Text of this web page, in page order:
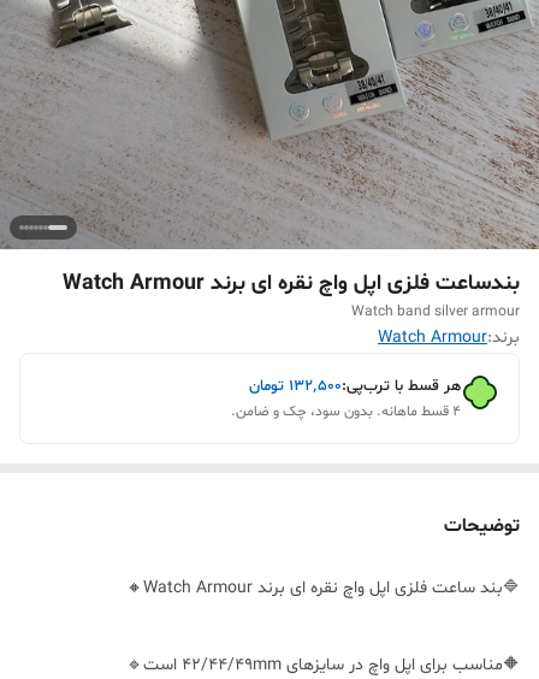
بندساعت فلزی اپل واچ نقره ای برند Watch Armour
Watch band silver armour
برند:Watch Armour
هر قسط با ترب‌پی:۱۳۲٬۵۰۰ تومان
۴ قسط ماهانه. بدون سود، چک و ضامن.
توضیحات
🔷بند ساعت فلزی اپل واچ نقره ای برند Watch Armour🔸
🔶مناسب برای اپل واچ در سایزهای 42/44/49mm است🔹